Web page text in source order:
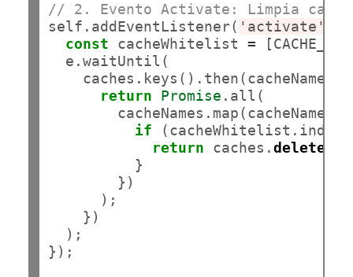
// 2. Evento Activate: Limpia
self.addEventListener( 'activate'
const cacheWhitelist =
  e.waitUntil(
caches.keys().then(cacheNames
return
Promise .all(
cacheNames.map(cacheName
if
return caches.delete
          }
        })
      );
    })
  );
});